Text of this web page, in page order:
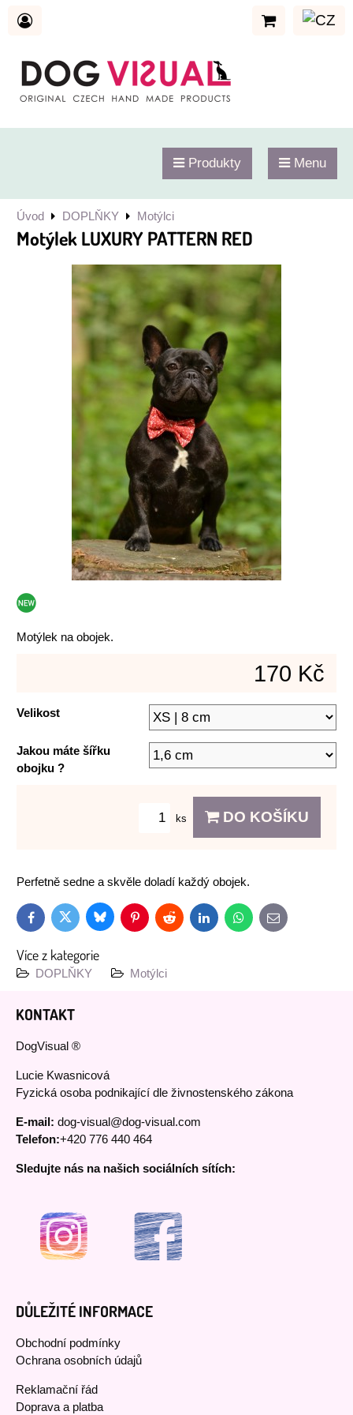
Produkty Menu
Úvod DOPLŇKY Motýlci
Motýlek LUXURY PATTERN RED
Motýlek na obojek.
170 Kč
Velikost
Jakou máte šířku
obojku ?
ks DO KOŠÍKU
Perfetně sedne a skvěle doladí každý obojek.
FacebookTwitter BlueskyPinterestReddit LinkedInWhatsApp
E-
mail
Více z kategorie
DOPLŇKY Motýlci
KONTAKT
DogVisual ®
Lucie Kwasnicová
Fyzická osoba podnikající dle živnostenského zákona
E-mail: dog-visual@dog-visual.com
Telefon:+420 776 440 464
Sledujte nás na našich sociálních sítích:
DŮLEŽITÉ INFORMACE
Obchodní podmínky
Ochrana osobních údajů
Reklamační řád
Doprava a platba